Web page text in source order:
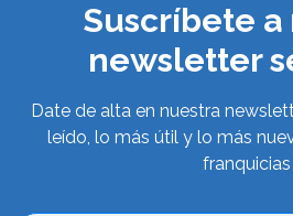
Suscríbete a
newsletter
Date de alta en nuestra
leído, lo más útil y lo más
franquicias